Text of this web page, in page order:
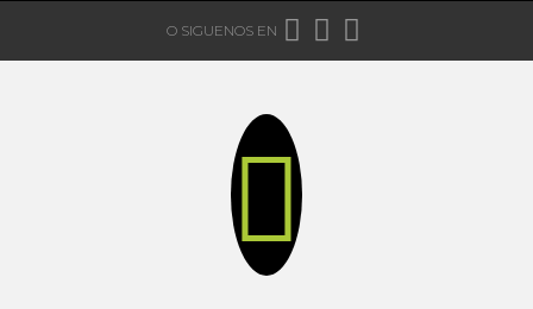
O SIGUENOS EN   
